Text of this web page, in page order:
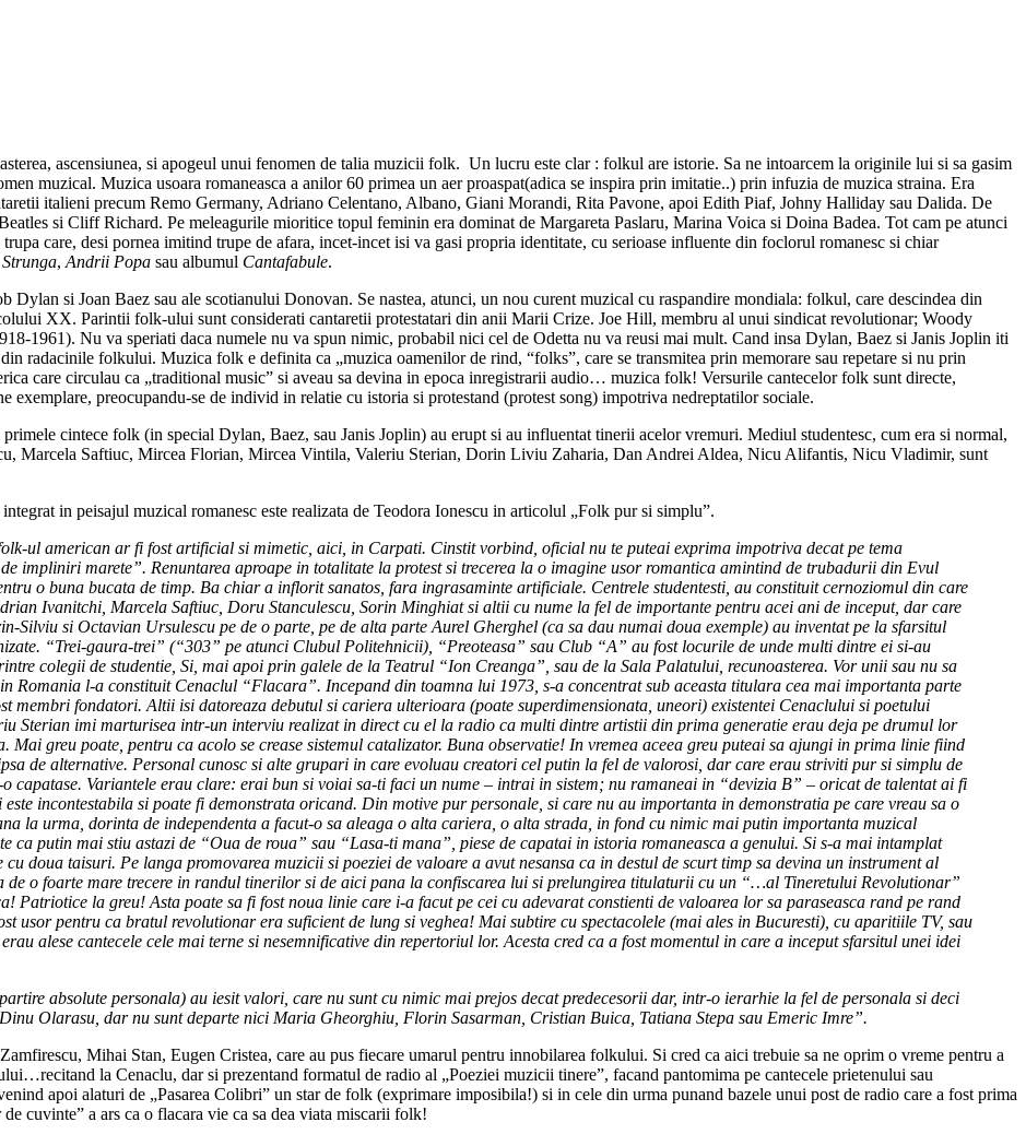
ascensiunea, si apogeul unui fenomen de talia muzicii folk. Un lucru este clar : folkul are istorie. Sa ne intoarcem la originile lui si sa gasim
muzical. Muzica usoara romaneasca a anilor 60 primea un aer proaspat(adica se inspira prin imitatie..) prin infuzia de muzica straina. Era
italieni precum Remo Germany, Adriano Celentano, Albano, Giani Morandi, Rita Pavone, apoi Edith Piaf, Johny Halliday sau Dalida. De
si Cliff Richard. Pe meleagurile mioritice topul feminin era dominat de Margareta Paslaru, Marina Voica si Doina Badea. Tot cam pe atunci
care, desi pornea imitind trupe de afara, incet-incet isi va gasi propria identitate, cu serioase influente din foclorul romanesc si chiar
Strunga, Andrii Popa sau albumul Cantafabule.
si Joan Baez sau ale scotianului Donovan. Se nastea, atunci, un nou curent muzical cu raspandire mondiala: folkul, care descindea din
XX. Parintii folk-ului sunt considerati cantaretii protestatari din anii Marii Crize. Joe Hill, membru al unui sindicat revolutionar; Woody
1961). Nu va speriati daca numele nu va spun nimic, probabil nici cel de Odetta nu va reusi mai mult. Cand insa Dylan, Baez si Janis Joplin iti
radacinile folkului. Muzica folk e definita ca „muzica oamenilor de rind, “folks”, care se transmitea prin memorare sau repetare si nu prin
care circulau ca „traditional music” si aveau sa devina in epoca inregistrarii audio… muzica folk! Versurile cantecelor folk sunt directe,
exemplare, preocupandu-se de individ in relatie cu istoria si protestand (protest song) impotriva nedreptatilor sociale.
cintece folk (in special Dylan, Baez, sau Janis Joplin) au erupt si au influentat tinerii acelor vremuri. Mediul studentesc, cum era si normal,
Marcela Saftiuc, Mircea Florian, Mircea Vintila, Valeriu Sterian, Dorin Liviu Zaharia, Dan Andrei Aldea, Nicu Alifantis, Nicu Vladimir, sunt
in peisajul muzical romanesc este realizata de Teodora Ionescu in articolul „Folk pur si simplu”.
folk-ul american ar fi fost artificial si mimetic, aici, in Carpati. Cinstit vorbind, oficial nu te puteai exprima impotriva decat pe tema
impliniri marete”. Renuntarea aproape in totalitate la protest si trecerea la o imagine usor romantica amintind de trubadurii din Evul
o buna bucata de timp. Ba chiar a inflorit sanatos, fara ingrasaminte artificiale. Centrele studentesti, au constituit cernoziomul din care
Ivanitchi, Marcela Saftiuc, Doru Stanculescu, Sorin Minghiat si altii cu nume la fel de importante pentru acei ani de inceput, dar care
Silviu si Octavian Ursulescu pe de o parte, pe de alta parte Aurel Gherghel (ca sa dau numai doua exemple) au inventat pe la sfarsitul
“Trei-gaura-trei” (“303” pe atunci Clubul Politehnicii), “Preoteasa” sau Club “A” au fost locurile de unde multi dintre ei si-au
colegii de studentie, Si, mai apoi prin galele de la Teatrul “Ion Creanga”, sau de la Sala Palatului, recunoasterea. Vor unii sau nu sa
Romania l-a constituit Cenaclul “Flacara”. Incepand din toamna lui 1973, s-a concentrat sub aceasta titulara cea mai importanta parte
membri fondatori. Altii isi datoreaza debutul si cariera ulterioara (poate superdimensionata, uneori) existentei Cenaclului si poetului
Sterian imi marturisea intr-un interviu realizat in direct cu el la radio ca multi dintre artistii din prima generatie erau deja pe drumul lor
greu poate, pentru ca acolo se crease sistemul catalizator. Buna observatie! In vremea aceea greu puteai sa ajungi in prima linie fiind
de alternative. Personal cunosc si alte grupari in care evoluau creatori cel putin la fel de valorosi, dar care erau striviti pur si simplu de
capatase. Variantele erau clare: erai bun si voiai sa-ti faci un nume – intrai in sistem; nu ramaneai in “devizia B” – oricat de talentat ai fi
incontestabila si poate fi demonstrata oricand. Din motive pur personale, si care nu au importanta in demonstratia pe care vreau sa o
la urma, dorinta de independenta a facut-o sa aleaga o alta cariera, o alta strada, in fond cu nimic mai putin importanta muzical
ca putin mai stiu astazi de “Oua de roua” sau “Lasa-ti mana”, piese de capatai in istoria romaneasca a genului. Si s-a mai intamplat
doua taisuri. Pe langa promovarea muzicii si poeziei de valoare a avut nesansa ca in destul de scurt timp sa devina un instrument al
de o foarte mare trecere in randul tinerilor si de aici pana la confiscarea lui si prelungirea titulaturii cu un “…al Tineretului Revolutionar”
Patriotice la greu! Asta poate sa fi fost noua linie care i-a facut pe cei cu adevarat constienti de valoarea lor sa paraseasca rand pe rand
usor pentru ca bratul revolutionar era suficient de lung si veghea! Mai subtire cu spectacolele (mai ales in Bucuresti), cu aparitiile TV, sau
alese cantecele cele mai terne si nesemnificative din repertoriul lor. Acesta cred ca a fost momentul in care a inceput sfarsitul unei idei
absolute personala) au iesit valori, care nu sunt cu nimic mai prejos decat predecesorii dar, intr-o ierarhie la fel de personala si deci
Olarasu, dar nu sunt departe nici Maria Gheorghiu, Florin Sasarman, Cristian Buica, Tatiana Stepa sau Emeric Imre”.
Mihai Stan, Eugen Cristea, care au pus fiecare umarul pentru innobilarea folkului. Si cred ca aici trebuie sa ne oprim o vreme pentru a
la Cenaclu, dar si prezentand formatul de radio al „Poeziei muzicii tinere”, facand pantomima pe cantecele prietenului sau
apoi alaturi de „Pasarea Colibri” un star de folk (exprimare imposibila!) si in cele din urma punand bazele unui post de radio care a fost prima
cuvinte” a ars ca o flacara vie ca sa dea viata miscarii folk!